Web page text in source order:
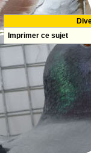
Imprimer ce sujet